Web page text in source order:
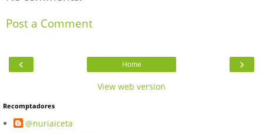
Post a Comment
‹ ›
Home
View web version
Recomptadores
@nuriaiceta